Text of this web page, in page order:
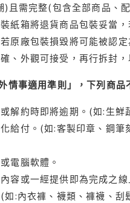
且需完整(包含全部商品、
紙箱將退貨商品包裝妥當
原廠包裝損毀將可能被認
、外觀可接受，再行拆封
情事適用準則」，下列商
解約時即將逾期。(如:生
給付。(如:客製印章、鋼筆
電腦軟體。
容或一經提供即為完成之
:內衣褲、襪類、褲襪、刮